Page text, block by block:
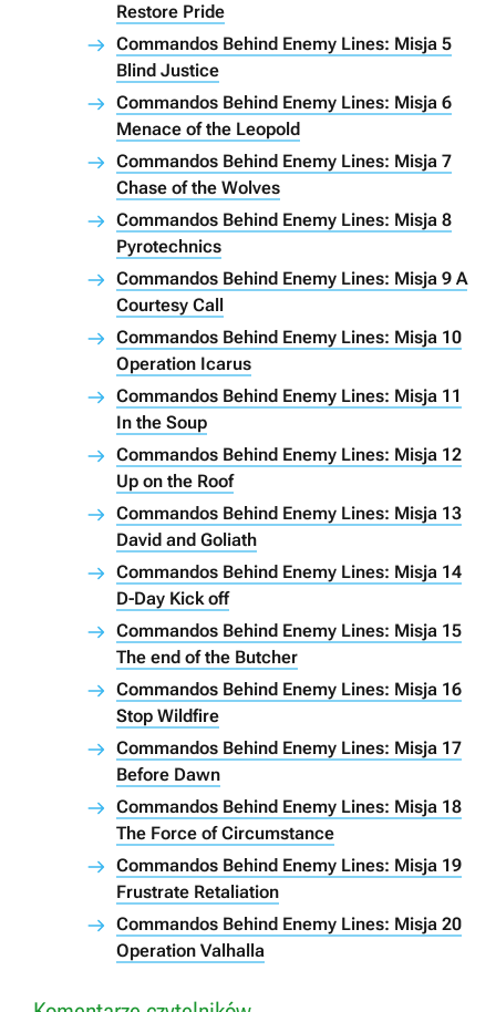
Restore Pride
Commandos Behind Enemy Lines: Misja 5
Blind Justice
Commandos Behind Enemy Lines: Misja 6
Menace of the Leopold
Commandos Behind Enemy Lines: Misja 7
Chase of the Wolves
Commandos Behind Enemy Lines: Misja 8
Pyrotechnics
Commandos Behind Enemy Lines: Misja 9 A
Courtesy Call
Commandos Behind Enemy Lines: Misja 10
Operation Icarus
Commandos Behind Enemy Lines: Misja 11
In the Soup
Commandos Behind Enemy Lines: Misja 12
Up on the Roof
Commandos Behind Enemy Lines: Misja 13
David and Goliath
Commandos Behind Enemy Lines: Misja 14
D-Day Kick off
Commandos Behind Enemy Lines: Misja 15
The end of the Butcher
Commandos Behind Enemy Lines: Misja 16
Stop Wildfire
Commandos Behind Enemy Lines: Misja 17
Before Dawn
Commandos Behind Enemy Lines: Misja 18
The Force of Circumstance
Commandos Behind Enemy Lines: Misja 19
Frustrate Retaliation
Commandos Behind Enemy Lines: Misja 20
Operation Valhalla